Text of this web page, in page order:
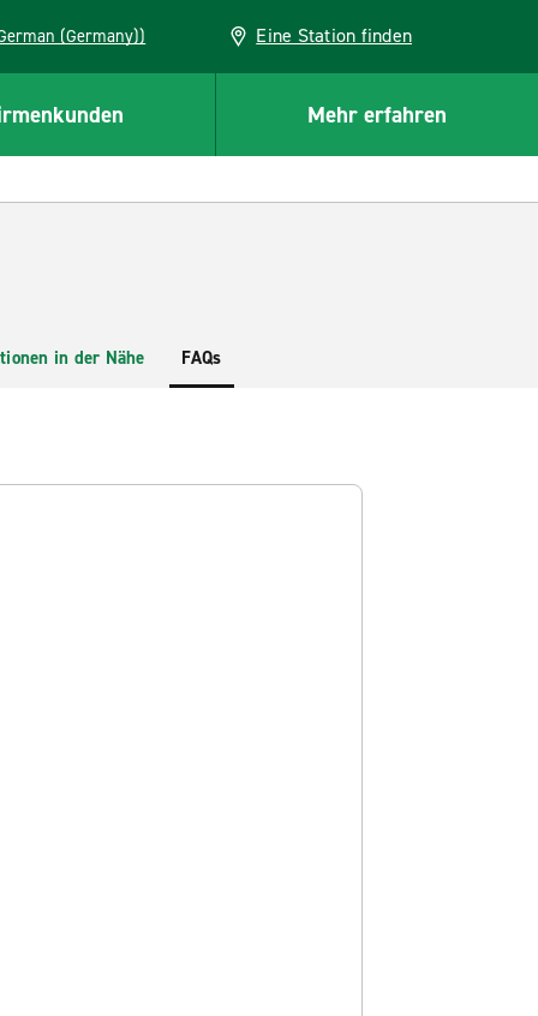
(German (Germany)) Eine Station finden
Mehr erfahren
in der Nähe FAQs